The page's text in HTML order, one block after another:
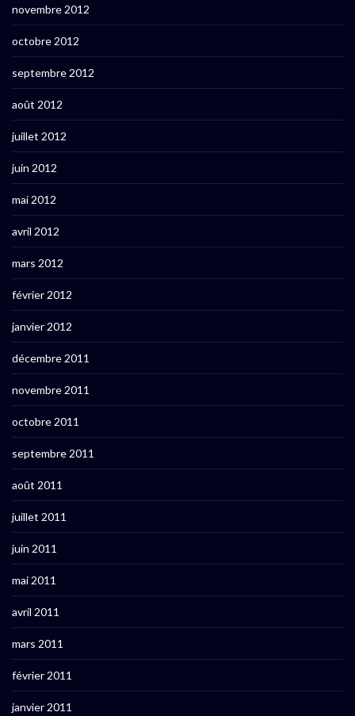
novembre 2012
octobre 2012
septembre 2012
août 2012
juillet 2012
juin 2012
mai 2012
avril 2012
mars 2012
février 2012
janvier 2012
décembre 2011
novembre 2011
octobre 2011
septembre 2011
août 2011
juillet 2011
juin 2011
mai 2011
avril 2011
mars 2011
février 2011
janvier 2011